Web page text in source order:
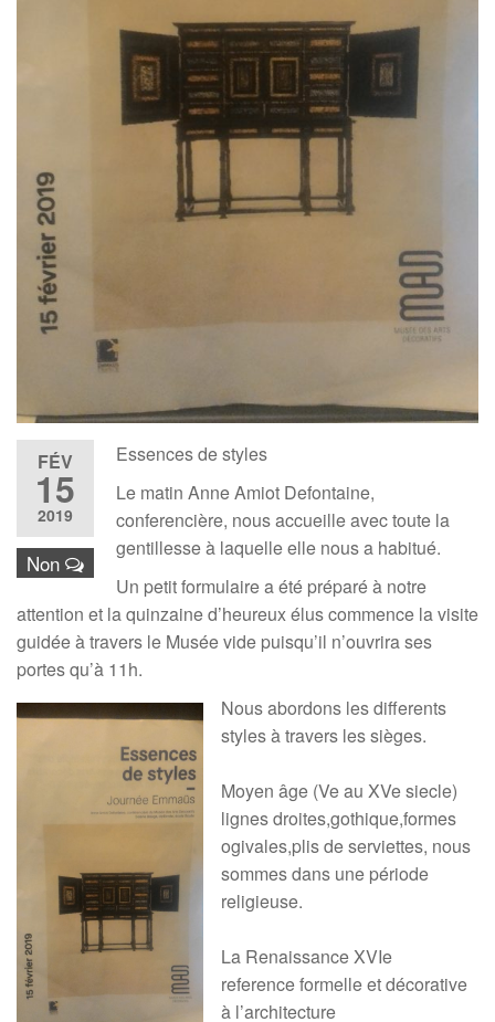
FÉV
15
2019
Non
Essences de styles
Le matin Anne Amiot Defontaine,
conferencière, nous accueille avec toute la
gentillesse à laquelle elle nous a habitué.
Un petit formulaire a été préparé à notre
attention et la quinzaine d’heureux élus commence la visite
guidée à travers le Musée vide puisqu’il n’ouvrira ses
portes qu’à 11h.
Nous abordons les differents
styles à travers les sièges.
Moyen âge (Ve au XVe siecle)
lignes droites,gothique,formes
ogivales,plis de serviettes, nous
sommes dans une période
religieuse.
La Renaissance XVIe
reference formelle et décorative
à l’architecture